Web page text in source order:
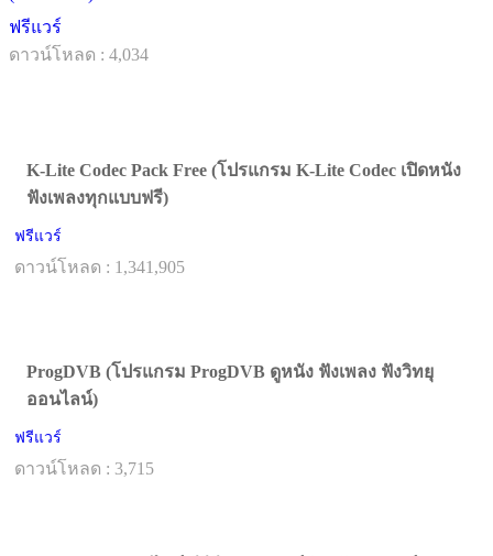
ฟรีแวร์
ดาวน์โหลด : 4,034
K-Lite Codec Pack Free (โปรแกรม K-Lite Codec เปิดหนัง
ฟังเพลงทุกแบบฟรี)
ฟรีแวร์
ดาวน์โหลด : 1,341,905
ProgDVB (โปรแกรม ProgDVB ดูหนัง ฟังเพลง ฟังวิทยุ
ออนไลน์)
ฟรีแวร์
ดาวน์โหลด : 3,715